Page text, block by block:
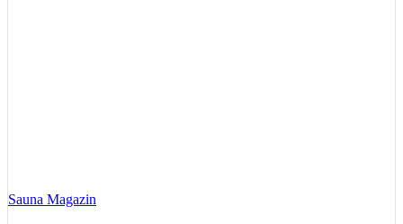
Sauna Magazin